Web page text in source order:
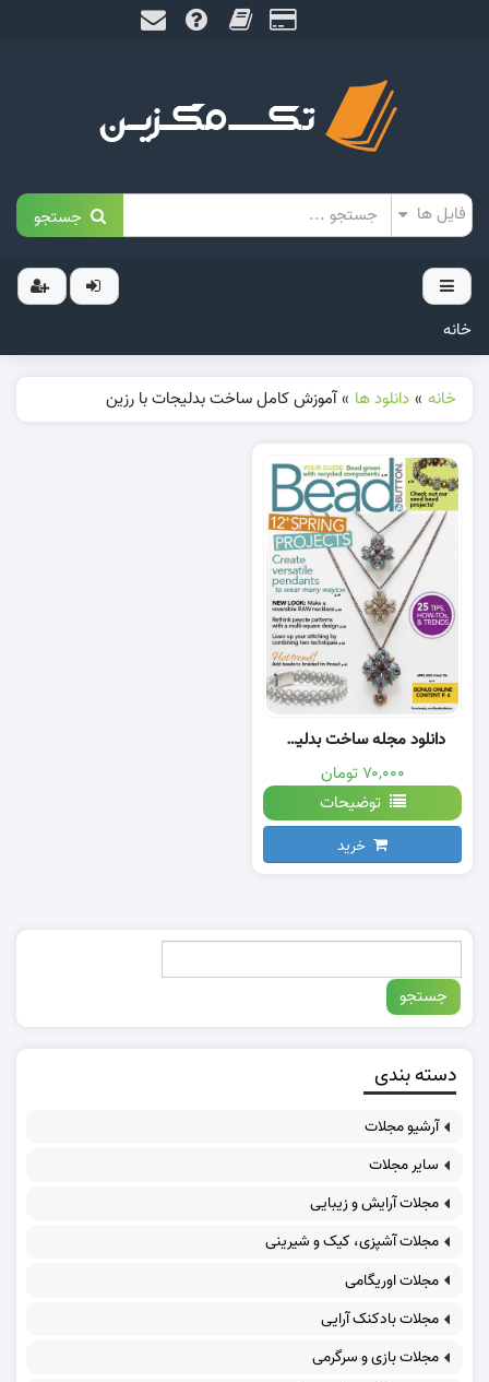
جستجو
خانه
خانه » دانلود ها » آموزش کامل ساخت بدلیجات با رزین
دانلود مجله ساخت بدلیجات 2020
۷۰,۰۰۰ تومان
توضیحات
خرید
دسته بندی
آرشیو مجلات
سایر مجلات
مجلات آرایش و زیبایی
مجلات آشپزی، کیک و شیرینی
مجلات اوریگامی
مجلات بادکنک آرایی
مجلات بازی و سرگرمی